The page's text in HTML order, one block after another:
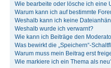
Wie bearbeite oder lösche ich eine
Warum kann ich auf bestimmte
Weshalb kann ich keine
Weshalb wurde ich verwarnt?
Wie kann ich Beiträge den
Was bewirkt die „Speichern“-
Warum muss mein Beitrag erst
Wie markiere ich ein Thema als